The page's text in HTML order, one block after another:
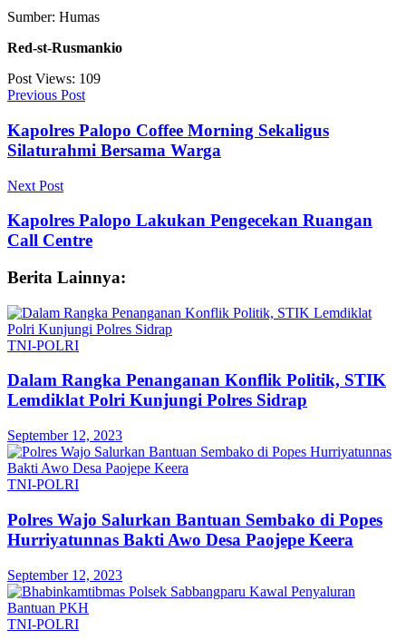
Sumber: Humas
Red-st-Rusmankio
Post Views: 109
Previous Post
Kapolres Palopo Coffee Morning Sekaligus
Silaturahmi Bersama Warga
Next Post
Kapolres Palopo Lakukan Pengecekan Ruangan
Call Centre
Berita Lainnya:
TNI-POLRI
Dalam Rangka Penanganan Konflik Politik, STIK
Lemdiklat Polri Kunjungi Polres Sidrap
September 12, 2023
TNI-POLRI
Polres Wajo Salurkan Bantuan Sembako di Popes
Hurriyatunnas Bakti Awo Desa Paojepe Keera
September 12, 2023
TNI-POLRI